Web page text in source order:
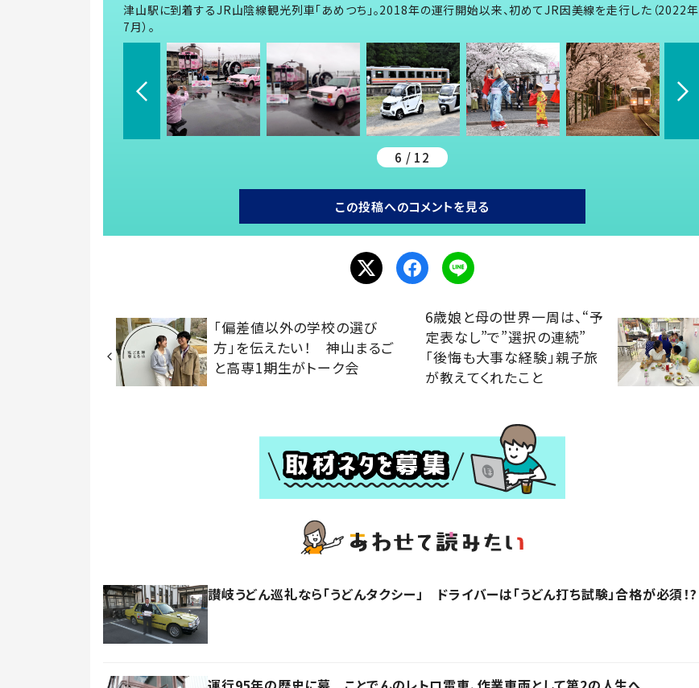
津山駅に到着するJR山陰線観光列車「あめつち」。2018年の運行開始以来、初めてJR因美線を走行した（2022年
7月）。
6 / 12
この投稿へのコメントを見る
「偏差値以外の学校の選び
方」を伝えたい！ 神山まるご
と高専1期生がトーク会
6歳娘と母の世界一周は、“予
定表なし”で”選択の連続”
「後悔も大事な経験」親子旅
が教えてくれたこと
讃岐うどん巡礼なら「うどんタクシー」 ドライバーは「うどん打ち試験」合格が必須！?